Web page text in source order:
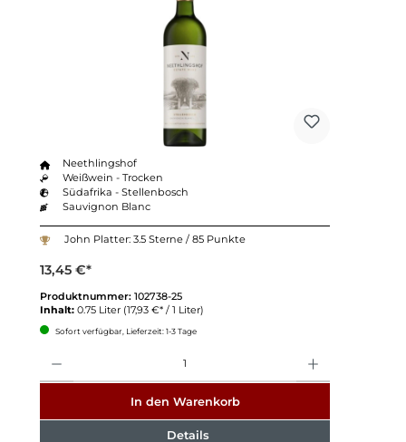
Neethlingshof
Weißwein - Trocken
Südafrika - Stellenbosch
Sauvignon Blanc
John Platter: 3.5 Sterne / 85 Punkte
13,45 €*
Produktnummer: 102738-25
Inhalt: 0.75 Liter (17,93 €* / 1 Liter)
Sofort verfügbar, Lieferzeit: 1-3 Tage
In den Warenkorb
Details